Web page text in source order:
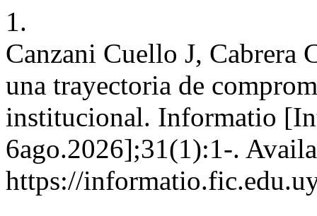
1.
Canzani Cuello J, Cabrera
una trayectoria de
institucional. Informatio
6ago.2026];31(1):1-.
https://